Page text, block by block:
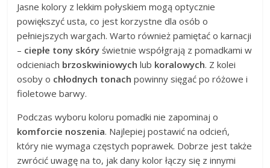
Jasne kolory z lekkim połyskiem mogą optycznie
powiększyć usta, co jest korzystne dla osób o
pełniejszych wargach. Warto również pamiętać o karnacji
– ciepłe tony skóry świetnie współgrają z pomadkami w
odcieniach brzoskwiniowych lub koralowych. Z kolei
osoby o chłodnych tonach powinny sięgać po różowe i
fioletowe barwy.
Podczas wyboru koloru pomadki nie zapominaj o
komforcie noszenia. Najlepiej postawić na odcień,
który nie wymaga częstych poprawek. Dobrze jest także
zwrócić uwagę na to, jak dany kolor łączy się z innymi